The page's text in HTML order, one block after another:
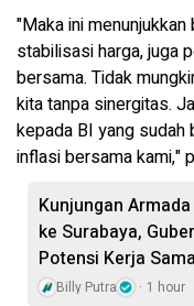
"Maka ini
stabilisasi harga, juga
bersama. Tidak
kita tanpa sinergitas.
kepada BI yang sudah
inflasi bersama kami,"
Kunjungan
ke Surabaya,
Potensi Kerja
Billy Putra 1 hour